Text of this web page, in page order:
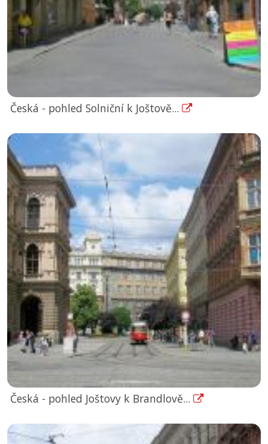
Česká - pohled Solniční k Joštově...
Česká - pohled Joštovy k Brandlově...